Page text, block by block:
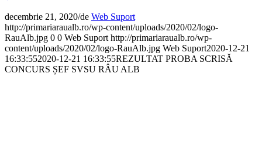
decembrie 21, 2020/de Web Suport
http://primariaraualb.ro/wp-content/uploads/2020/02/logo-
RauAlb.jpg 0 0 Web Suport http://primariaraualb.ro/wp-
content/uploads/2020/02/logo-RauAlb.jpg Web Suport2020-12-21
16:33:552020-12-21 16:33:55REZULTAT PROBA SCRISĂ
CONCURS ȘEF SVSU RÂU ALB